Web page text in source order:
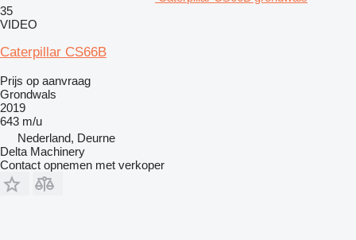
35
VIDEO
Caterpillar CS66B
Prijs op aanvraag
Grondwals
2019
643 m/u
Nederland, Deurne
Delta Machinery
Contact opnemen met verkoper